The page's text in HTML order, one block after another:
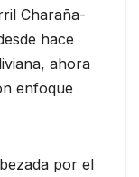
Charaña-
hace
ahora
enfoque
por el